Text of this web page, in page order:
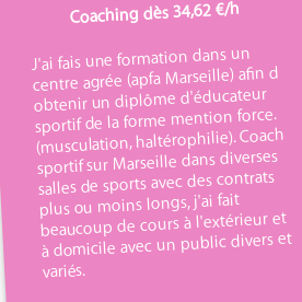
Coaching dès 34,62 €/h
J'ai fais une formation dans un
centre agrée (apfa Marseille) afin d
obtenir un diplôme d'éducateur
sportif de la forme mention force.
(musculation, haltérophilie). Coach
sportif sur Marseille dans diverses
salles de sports avec des contrats
plus ou moins longs, j'ai fait
beaucoup de cours à l'extérieur et
à domicile avec un public divers et
variés.